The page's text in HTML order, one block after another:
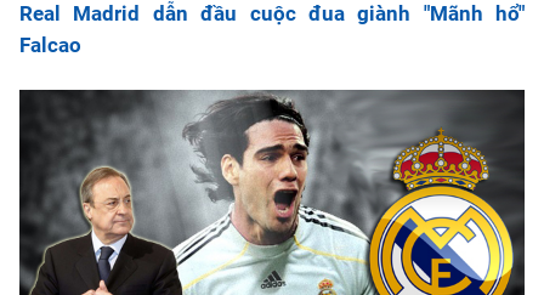
Real Madrid dẫn đầu cuộc đua giành "Mãnh hổ"
Falcao